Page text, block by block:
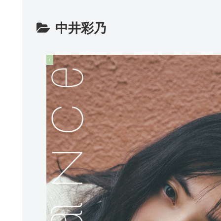
中井彩乃
r